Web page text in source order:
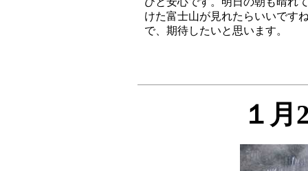
けた富士山が見れたらいいです
１月